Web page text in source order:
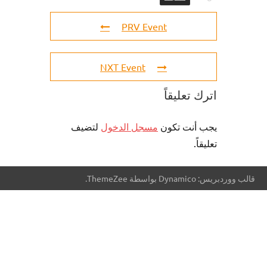
PRV Event
NXT Event
اترك تعليقاً
يجب أنت تكون مسجل الدخول لتضيف
تعليقاً.
قالب ووردبريس: Dynamico بواسطة ThemeZee.